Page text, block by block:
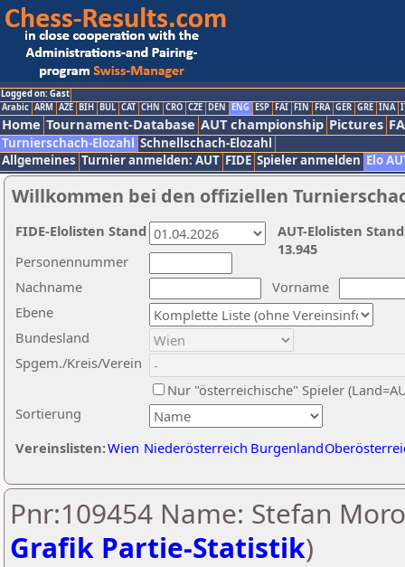
Logged on: Gast
Arabic ARM AZE BIH BUL CAT CHN CRO CZE DEN ENG ESP FAI FIN FRA GER GRE INA
Home Tournament-Database AUT championship Pictures
Turnierschach-Elozahl Schnellschach-Elozahl
Allgemeines Turnier anmelden: AUT FIDE Spieler anmelden Elo
Willkommen bei den offiziellen
Nachname
Vorname
Ebene
Sortierung
Personennummer
Bundesland
Spgem./Kreis/Verein
Nur "österreichische" Spieler
Vereinslisten:Wien Niederösterreich Burgenland
AUT-Elolisten
13.945
FIDE-Elolisten Stand
Pnr:109454 Name: Stefan
Grafik Partie-Statistik)